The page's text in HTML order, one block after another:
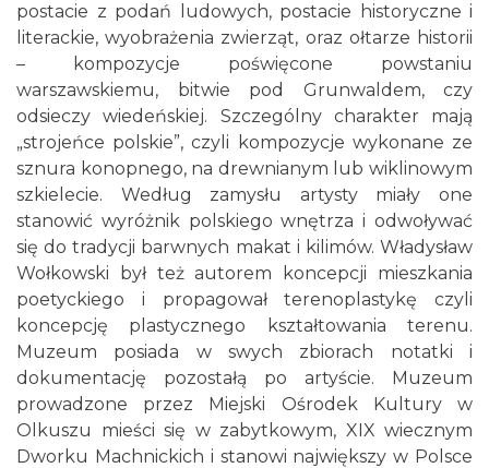
postacie z podań ludowych, postacie historyczne i
literackie, wyobrażenia zwierząt, oraz ołtarze historii
– kompozycje poświęcone powstaniu
warszawskiemu, bitwie pod Grunwaldem, czy
odsieczy wiedeńskiej. Szczególny charakter mają
„strojeńce polskie”, czyli kompozycje wykonane ze
sznura konopnego, na drewnianym lub wiklinowym
szkielecie. Według zamysłu artysty miały one
stanowić wyróżnik polskiego wnętrza i odwoływać
się do tradycji barwnych makat i kilimów. Władysław
Wołkowski był też autorem koncepcji mieszkania
poetyckiego i propagował terenoplastykę czyli
koncepcję plastycznego kształtowania terenu.
Muzeum posiada w swych zbiorach notatki i
dokumentację pozostałą po artyście. Muzeum
prowadzone przez Miejski Ośrodek Kultury w
Olkuszu mieści się w zabytkowym, XIX wiecznym
Dworku Machnickich i stanowi największy w Polsce